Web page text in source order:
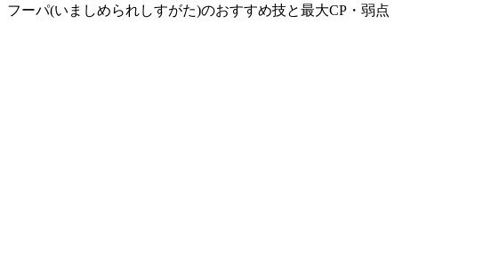
フーパ(いましめられしすがた)のおすすめ技と最大CP・弱点